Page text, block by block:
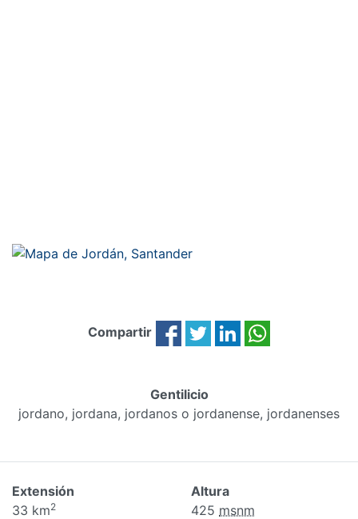
Compartir
Gentilicio
jordano, jordana, jordanos o jordanense, jordanenses
Extensión
33 km2
Altura
425 msnm